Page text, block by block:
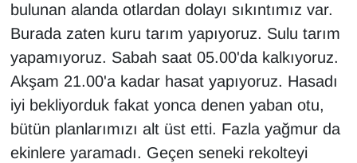
bulunan alanda otlardan dolayı sıkıntımız var.
Burada zaten kuru tarım yapıyoruz. Sulu tarım
yapamıyoruz. Sabah saat 05.00'da kalkıyoruz.
Akşam 21.00'a kadar hasat yapıyoruz. Hasadı
iyi bekliyorduk fakat yonca denen yaban otu,
bütün planlarımızı alt üst etti. Fazla yağmur da
ekinlere yaramadı. Geçen seneki rekolteyi
Sinema - TV
SİYASET
SPOR
TEBRİK